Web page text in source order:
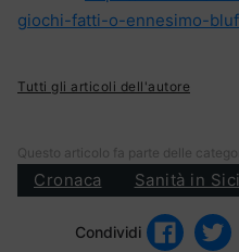
giochi-fatti-o-ennesimo-
Tutti gli articoli dell'autore
Questo articolo fa parte delle
Cronaca Sanità in
Condividi